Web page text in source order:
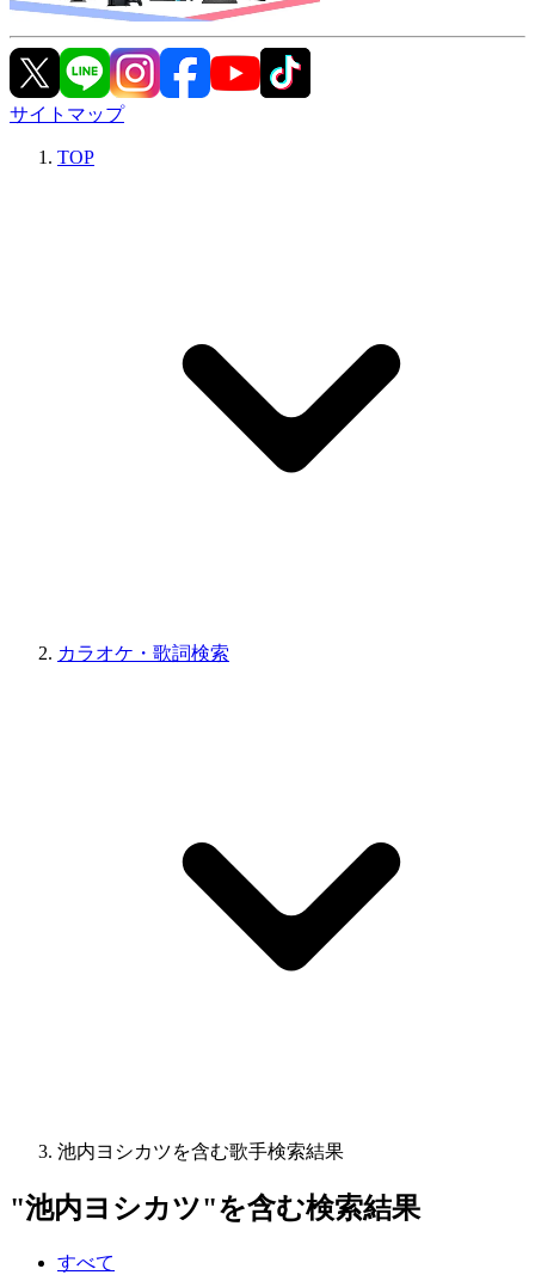
サイトマップ
TOP
カラオケ・歌詞検索
池内ヨシカツを含む歌手検索結果
"池内ヨシカツ"を含む検索結果
すべて